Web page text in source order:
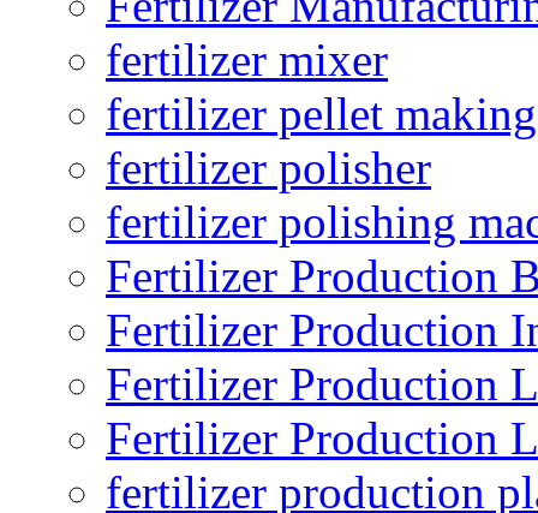
fertilizer mixer
fertilizer pellet making
fertilizer polisher
fertilizer polishing
Fertilizer Production
Fertilizer Production
Fertilizer Production
Fertilizer Production
fertilizer production